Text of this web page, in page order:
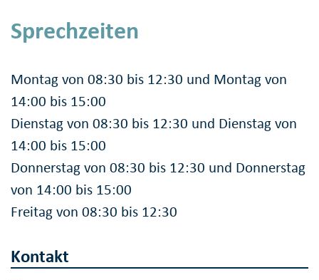
Sprechzeiten
Montag von 08:30 bis 12:30 und Montag von
14:00 bis 15:00
Dienstag von 08:30 bis 12:30 und Dienstag von
14:00 bis 15:00
Donnerstag von 08:30 bis 12:30 und Donnerstag
von 14:00 bis 15:00
Freitag von 08:30 bis 12:30
Kontakt